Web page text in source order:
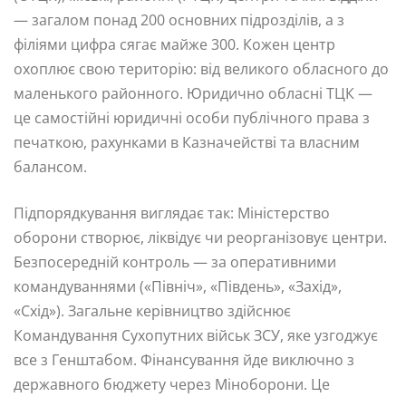
— загалом понад 200 основних підрозділів, а з
філіями цифра сягає майже 300. Кожен центр
охоплює свою територію: від великого обласного до
маленького районного. Юридично обласні ТЦК —
це самостійні юридичні особи публічного права з
печаткою, рахунками в Казначействі та власним
балансом.
Підпорядкування виглядає так: Міністерство
оборони створює, ліквідує чи реорганізовує центри.
Безпосередній контроль — за оперативними
командуваннями («Північ», «Південь», «Захід»,
«Схід»). Загальне керівництво здійснює
Командування Сухопутних військ ЗСУ, яке узгоджує
все з Генштабом. Фінансування йде виключно з
державного бюджету через Міноборони. Це